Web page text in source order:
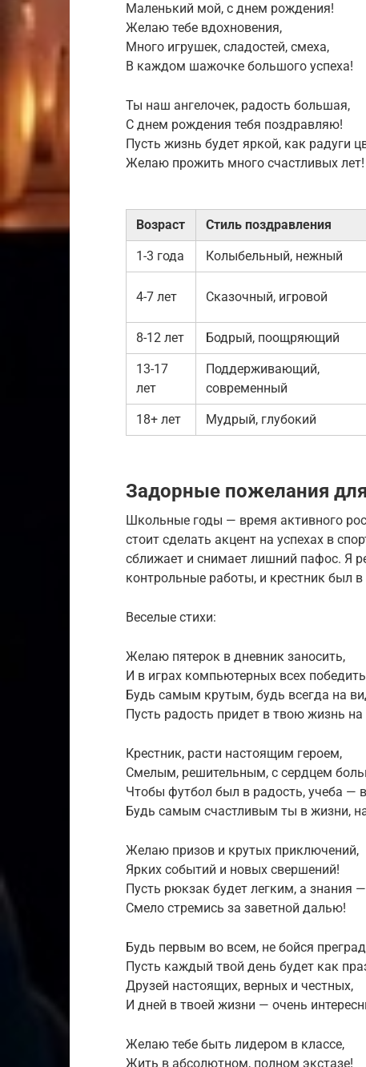
Маленький мой, с днем рождения!
Желаю тебе вдохновения,
Много игрушек, сладостей, смеха,
В каждом шажочке большого успеха!
Ты наш ангелочек, радость большая,
С днем рождения тебя поздравляю!
Пусть жизнь будет яркой, как радуги
Желаю прожить много счастливых лет!
Возраст Стиль поздравления
1-3 года Колыбельный, нежный
4-7 лет Сказочный, игровой
8-12 лет Бодрый, поощряющий
13-17
лет
Поддерживающий,
современный
18+ лет Мудрый, глубокий
Задорные пожелания
Школьные годы — время активного
стоит сделать акцент на успехах в
сближает и снимает лишний пафос. Я
контрольные работы, и крестник был в
Веселые стихи:
Желаю пятерок в дневник заносить,
И в играх компьютерных всех
Будь самым крутым, будь всегда на
Пусть радость придет в твою жизнь на
Крестник, расти настоящим героем,
Смелым, решительным, с сердцем
Чтобы футбол был в радость, учеба — в
Будь самым счастливым ты в жизни,
Желаю призов и крутых приключений,
Ярких событий и новых свершений!
Пусть рюкзак будет легким, а знания
Смело стремись за заветной далью!
Будь первым во всем, не бойся
Пусть каждый твой день будет как
Друзей настоящих, верных и честных,
И дней в твоей жизни — очень
Желаю тебе быть лидером в классе,
Жить в абсолютном, полном экстазе!